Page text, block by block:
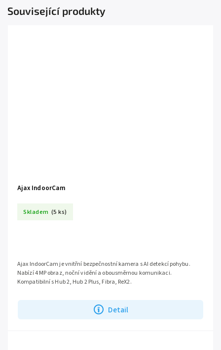
Související produkty
Ajax IndoorCam
Skladem (5 ks)
Detail
Ajax IndoorCam je vnitřní bezpečnostní kamera s AI detekcí pohybu.
Nabízí 4 MP obraz, noční vidění a obousměrnou komunikaci.
Kompatibilní s Hub 2, Hub 2 Plus, Fibra, ReX2.